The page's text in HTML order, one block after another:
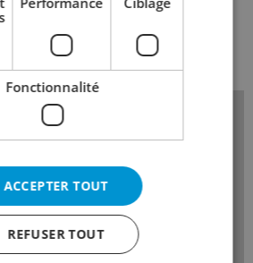
Barreiro
sortes
courantes, il existe également de
de-vie renforcés qui ne
Cela peut être dû à un
de production pas tout à fait
Fonctionnalité
ACCEPTER TOUT
REFUSER TOUT